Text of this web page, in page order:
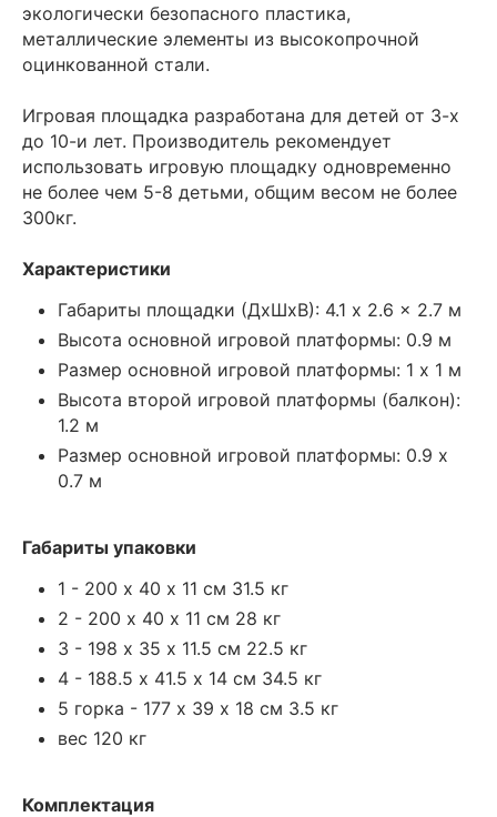
экологически безопасного пластика,
металлические элементы из высокопрочной
оцинкованной стали.
Игровая площадка разработана для детей от 3-х
до 10-и лет. Производитель рекомендует
использовать игровую площадку одновременно
не более чем 5-8 детьми, общим весом не более
300кг.
Характеристики
Габариты площадки (ДxШxВ): 4.1 x 2.6 x 2.7 м
Высота основной игровой платформы: 0.9 м
Размер основной игровой платформы: 1 x 1 м
Высота второй игровой платформы (балкон):
1.2 м
Размер основной игровой платформы: 0.9 x
0.7 м
Габариты упаковки
1 - 200 х 40 х 11 см 31.5 кг
2 - 200 х 40 х 11 см 28 кг
3 - 198 х 35 х 11.5 см 22.5 кг
4 - 188.5 х 41.5 х 14 см 34.5 кг
5 горка - 177 х 39 х 18 см 3.5 кг
вес 120 кг
Комплектация